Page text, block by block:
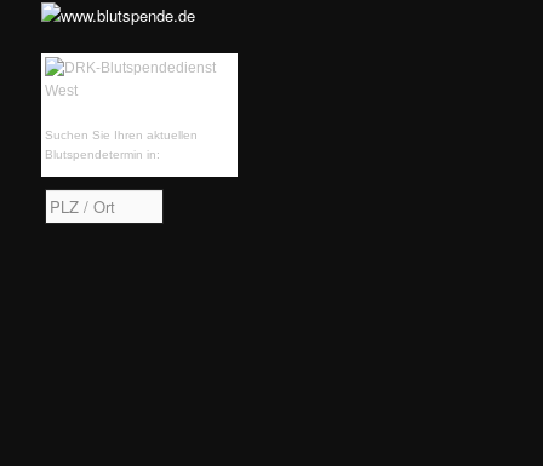
Suchen Sie Ihren aktuellen
Blutspendetermin in: